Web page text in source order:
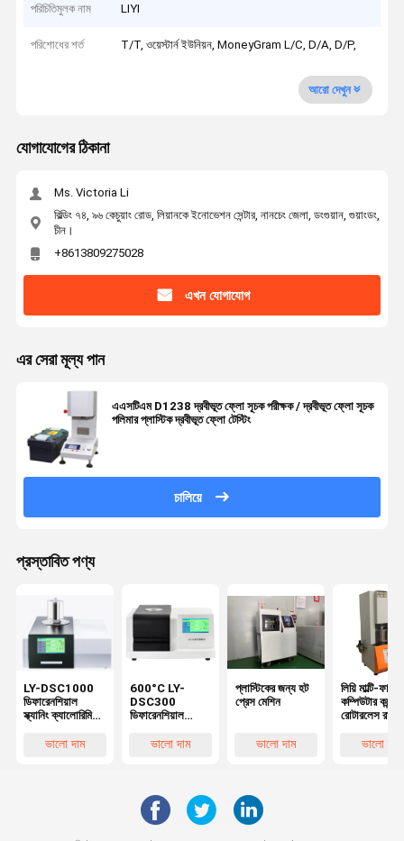
পরিচিতিমুলক নাম LIYI
পরিশোধের শর্ত T/T, ওয়েস্টার্ন ইউনিয়ন, MoneyGram L/C, D/A, D/P,
আরো দেখুন
যোগাযোগের ঠিকানা
Ms. Victoria Li
বিল্ডিং ৭৪, ৯৬ কেচুয়াং রোড, লিয়ানকে ইনোভেশন সেন্টার, নানচেং জেলা, ডংগুয়ান, গুয়াংডং,
চীন।
+8613809275028
এখন যোগাযোগ
এর সেরা মূল্য পান
এএসটিএম D1238 দ্রবীভূত ফ্লো সূচক পরীক্ষক / দ্রবীভূত ফ্লো সূচক
পলিমার প্লাস্টিক দ্রবীভূত ফ্লো টেস্টিং
চালিয়ে
প্রস্তাবিত পণ্য
LY-DSC1000
ডিফারেনশিয়াল
স্ক্যানিং ক্যালোরিমিটার
ভালো দাম
600°C LY-
DSC300
ডিফারেনশিয়াল
DSCভালো দাম
প্লাস্টিকের জন্য হট
প্রেস মেশিন
ভালো দাম
লিয়ি মাল্টি-ফাংশন
কম্পিউটার
রোটারলেস রাবার
ভালো দাম